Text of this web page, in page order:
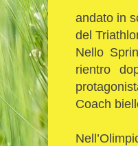
andato in
del
Nello
rientro
Coach